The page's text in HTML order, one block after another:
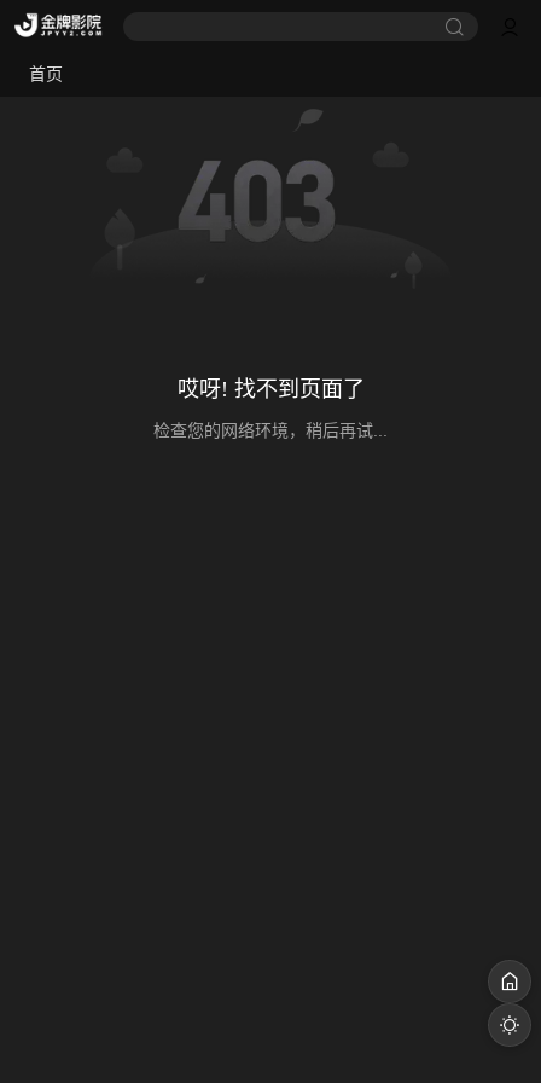
首页
哎呀! 找不到页面了
检查您的网络环境，稍后再试...